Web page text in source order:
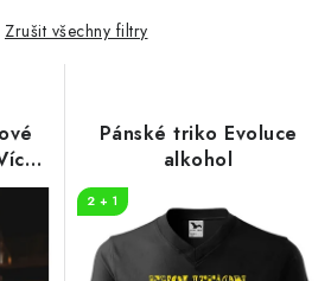
Zrušit všechny filtry
Pánské triko Evoluce
alkohol
2 + 1